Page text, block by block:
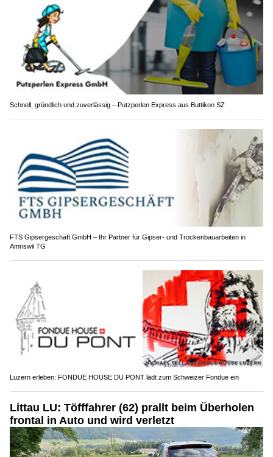
Schnell, gründlich und zuverlässig – Putzperlen Express aus Buttikon SZ
FTS Gipsergeschäft GmbH – Ihr Partner für Gipser- und Trockenbauarbeiten in
Amriswil TG
Luzern erleben: FONDUE HOUSE DU PONT lädt zum Schweizer Fondue ein
Littau LU: Töfffahrer (62) prallt beim Überholen
frontal in Auto und wird verletzt